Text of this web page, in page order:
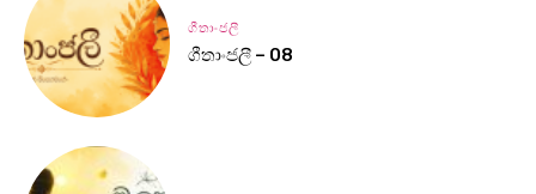
ගීතාංජලී
ගීතාංජලී – 08